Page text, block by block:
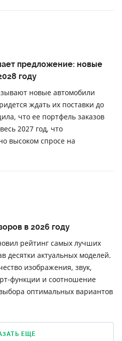
предложение: новые
году
новые автомобили
ждать их поставки до
что ее портфель заказов
2027 год, что
высоком спросе на
в 2026 году
рейтинг самых лучших
десятки актуальных моделей.
изображения, звук,
функции и соотношение
оптимальных вариантов
ЕЩЕ